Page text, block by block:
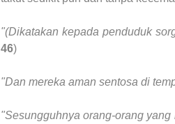
"(Dikatakan kepada penduduk
46)
"Dan mereka aman sentosa di
"Sesungguhnya orang-orang